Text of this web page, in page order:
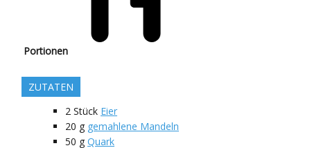
Portionen
ZUTATEN
2 Stück Eier
20 g gemahlene Mandeln
50 g Quark